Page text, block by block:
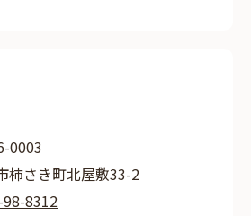
0003
柿さき町北屋敷33-2
8312